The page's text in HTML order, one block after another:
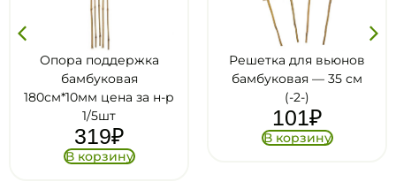
Опора поддержка
бамбуковая
180см*10мм цена за н-р
1/5шт
319₽
В корзину
Решетка для вьюнов
бамбуковая — 35 см
(-2-)
101₽
В корзину